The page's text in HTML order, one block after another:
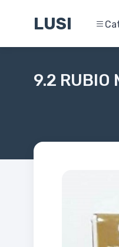
LUSI
9.2 RUBIO